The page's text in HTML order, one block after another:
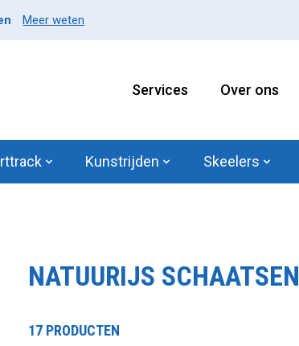
Meer weten
Services Over ons
Kunstrijden Skeelers
NATUURIJS SCHAATSEN
17 PRODUCTEN